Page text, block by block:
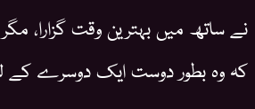
نے ساتھ میں بہترین وقت گزارا،
کہ وہ بطور دوست ایک دوسرے کے